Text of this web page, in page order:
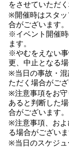
をさせていただ
※開催時はスタッ
合がございます。
※イベント開催時
ます。
※やむをえない
更、中止となる
※当日の事故・混
ただく場合がござ
※注意事項をお守
あると判断した
合がございます。
※注意事項、およ
る場合がございま
※当日のスケジュ